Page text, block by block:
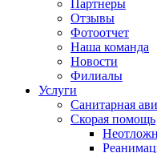
Партнеры
Отзывы
Фотоотчет
Наша команда
Новости
Филиалы
Услуги
Санитарная
Скорая помощь